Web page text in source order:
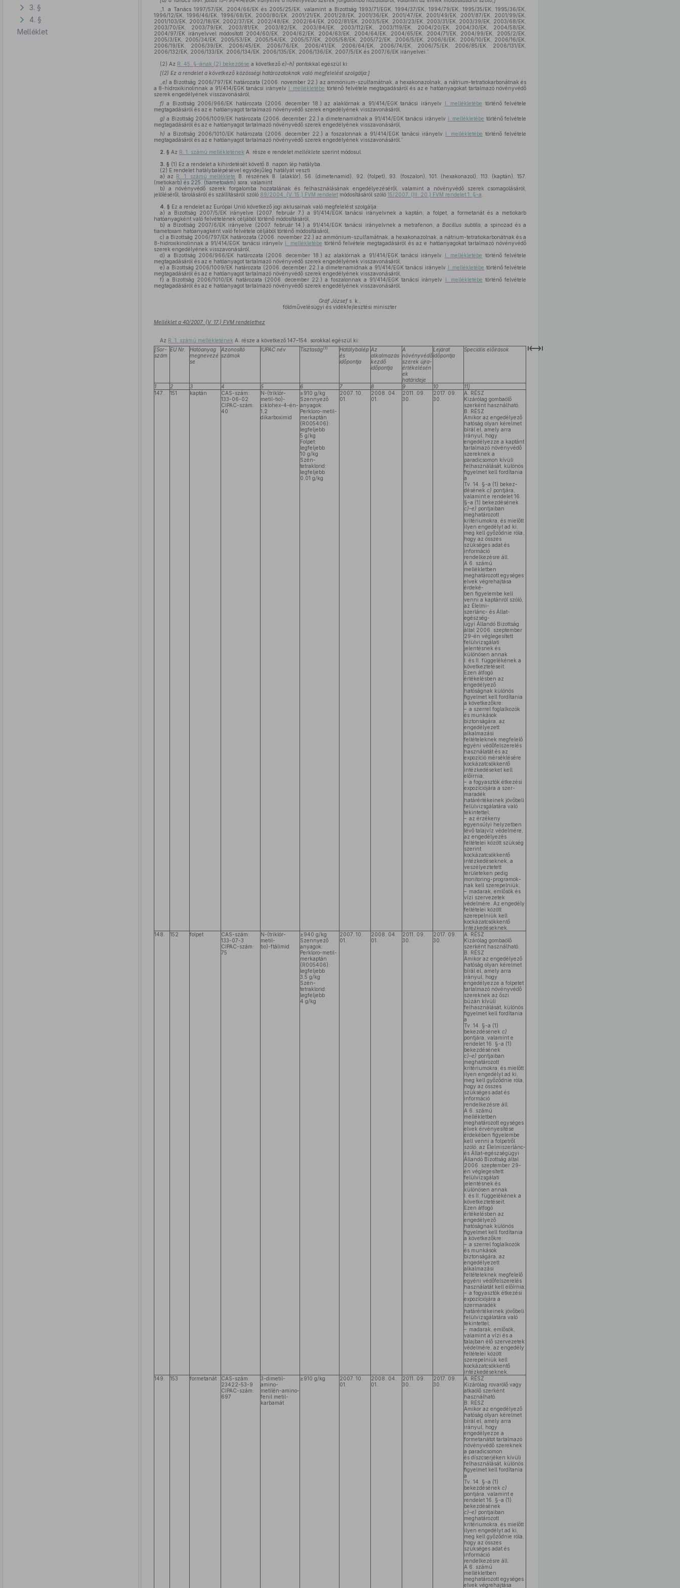
3. §
4. §
Melléklet
„1. a Tanács 1997/57/EK, 2004/66/EK és 2005/25/EK, valamint a Bizottság 1993/71/EGK, 1994/37/EK, 1994/79/EK, 1995/35/EK, 1995/36/EK,
1996/12/EK, 1996/46/EK, 1996/68/EK, 2000/80/EK, 2001/21/EK, 2001/28/EK, 2001/36/EK, 2001/47/EK, 2001/49/EK, 2001/87/EK, 2001/99/EK,
2001/103/EK, 2002/18/EK, 2002/37/EK, 2002/48/EK, 2002/64/EK, 2002/81/EK, 2003/5/EK, 2003/23/EK, 2003/31/EK, 2003/39/EK, 2003/68/EK,
2003/70/EK, 2003/79/EK, 2003/81/EK, 2003/82/EK, 2003/84/EK, 2003/112/EK, 2003/119/EK, 2004/20/EK, 2004/30/EK, 2004/58/EK,
2004/97/EK irányelvvel módosított 2004/60/EK, 2004/62/EK, 2004/63/EK, 2004/64/EK, 2004/65/EK, 2004/71/EK, 2004/99/EK, 2005/2/EK,
2005/3/EK, 2005/34/EK, 2005/53/EK, 2005/54/EK, 2005/57/EK, 2005/58/EK, 2005/72/EK, 2006/5/EK, 2006/6/EK, 2006/10/EK, 2006/16/EK,
2006/19/EK, 2006/39/EK, 2006/45/EK, 2006/76/EK, 2006/41/EK, 2006/64/EK, 2006/74/EK, 2006/75/EK, 2006/85/EK, 2006/131/EK,
2006/132/EK, 2006/133/EK, 2006/134/EK, 2006/135/EK, 2006/136/EK, 2007/5/EK és 2007/6/EK irányelvei.”
(2) Az R. 45. §-ának (2) bekezdése a következő e)–h) pontokkal egészül ki:
[(2) Ez a rendelet a következő közösségi határozatoknak való megfelelést szolgálja:]
e) a Bizottság 2006/797/EK határozata (2006. november 22.) az ammónium-szulfamátnak, a hexakonazolnak, a nátrium-tetratiokarbonátnak és
a 8-hidroxikinolinnak a 91/414/EGK tanácsi irányelv I. mellékletébe történő felvétele megtagadásáról és az e hatóanyagokat tartalmazó növényvédő
szerek engedélyének visszavonásáról,
f) a Bizottság 2006/966/EK határozata (2006. december 18.) az alaklórnak a 91/414/EGK tanácsi irányelv I. mellékletébe történő felvétele
megtagadásáról és az e hatóanyagot tartalmazó növényvédő szerek engedélyének visszavonásáról,
g) a Bizottság 2006/1009/EK határozata (2006. december 22.) a dimetenamidnak a 91/414/EGK tanácsi irányelv I. mellékletébe történő felvétele
megtagadásáról és az e hatóanyagot tartalmazó növényvédő szerek engedélyének visszavonásáról,
h) a Bizottság 2006/1010/EK határozata (2006. december 22.) a foszalonnak a 91/414/EGK tanácsi irányelv I. mellékletébe történő felvétele
megtagadásáról és az e hatóanyagot tartalmazó növényvédő szerek engedélyének visszavonásáról.”
2. § Az R. 1. számú mellékletének A. része e rendelet melléklete szerint módosul.
3. § (1) Ez a rendelet a kihirdetését követő 8. napon lép hatályba.
(2) E rendelet hatálybalépésével egyidejűleg hatályát veszti
a) az R. 1. számú melléklete
B. részének 8. (alaklór), 56. (dimetenamid), 92. (folpet), 93. (foszalon), 101. (hexakonazol), 113. (kaptán), 157.
(metiokarb) és 225. (tiametoxám) sora, valamint
b) a növényvédő szerek forgalomba hozatalának és felhasználásának engedélyezéséről, valamint a növényvédő szerek csomagolásáról,
jelöléséről, tárolásáról és szállításáról szóló 89/2004. (V. 15.) FVM rendeletmódosításáról szóló 15/2007. (III. 20.) FVM rendelet 1. §-a
4. § Ez a rendelet az Európai Unió következő jogi aktusainak való megfelelést szolgálja:
a) a Bizottság 2007/5/EK irányelve (2007. február 7.) a 91/414/EGK tanácsi irányelvnek a kaptán, a folpet, a formetanát és a metiokarb
hatóanyagként való felvételének céljából történő módosításáról,
b) a Bizottság 2007/6/EK irányelve (2007. február 14.) a 91/414/EGK tanácsi irányelvnek a metrafenon, aBacillus subtilis, a spinozad és a
tiametoxam hatóanyagként való felvétele céljából történő módosításáról,
c) a Bizottság 2006/797/EK határozata (2006. november 22.) az ammónium-szulfamátnak, a hexakonazolnak, a nátrium-tetratiokarbonátnak és a
8-hidroxikinolinnak a 91/414/EGK tanácsi irányelv I. mellékletébe történő felvétele megtagadásáról és az e hatóanyagokat tartalmazó növényvédő
szerek engedélyének visszavonásáról,
d) a Bizottság 2006/966/EK határozata (2006. december 18.) az alaklórnak a 91/414/EGK tanácsi irányelv I. mellékletébe történő felvétele
megtagadásáról és az e hatóanyagot tartalmazó növényvédő szerek engedélyének visszavonásáról,
e) a Bizottság 2006/1009/EK határozata (2006. december 22.) a dimetenamidnak a 91/414/EGK tanácsi irányelv I. mellékletébe történő felvétele
megtagadásáról és az e hatóanyagot tartalmazó növényvédő szerek engedélyének visszavonásáról,
f) a Bizottság 2006/1010/EK határozata (2006. december 22.) a foszalonnak a 91/414/EGK tanácsi irányelv I. mellékletébe történő felvétele
megtagadásáról és az e hatóanyagot tartalmazó növényvédő szerek engedélyének visszavonásáról.
Gráf József s. k.,
földművelésügyi és vidékfejlesztési miniszter
Melléklet a 40/2007. (V. 17.) FVM rendelethez
Az R. 1. számú mellékletének A. része a következő 147–154. sorokkal egészül ki:
[Sor-
szám
EU Nr.
Hatóanyag
megnevezé
se
Azonosító
számok
IUPAC név Tisztaság(1)
Hatálybalép
és
időpontja
Az
alkalmazás
kezdő
időpontja
A
növényvédő
szerek újra-
értékelésén
ek
határideje
Lejárat
időpontja
Speciális előírások
1 2 3 4 5 6 7 8 9 10
11]
147.
151 kaptán
CAS-szám:
133-06-02
CIPAC-szám:
40
N-(triklór-
metil-tio)-
ciklohex-4-én-
1,2
dikarboximid
≥910 g/kg
Szennyező
anyagok:
Perkloro-metil-
merkaptán
(R005406):
legfeljebb
5 g/kg
Folpet:
legfeljebb
10 g/kg
Szén-
tetraklorid:
legfeljebb
0,01 g/kg
2007. 10.
01.
2008. 04.
01.
2011. 09.
30.
2017. 09.
30.
A. RÉSZ
Kizárólag gombaölő
szerként használható.
B. RÉSZ
Amikor az engedélyező
hatóság olyan kérelmet
bírál el, amely arra
irányul, hogy
engedélyezze a kaptánt
tartalmazó növényvédő
szereknek a
paradicsomon kívüli
felhasználását, különös
figyelmet kell fordítania
a
Tv. 14. §-a (1) bekez-
désének c) pontjára,
valamint e rendelet 16.
§-a (1) bekezdésének
c)–e) pontjaiban
meghatározott
kritériumokra, és mielőtt
ilyen engedélyt ad ki,
meg kell győződnie róla,
hogy az összes
szükséges adat és
információ
rendelkezésre áll.
A 6. számú
mellékletben
meghatározott egységes
elvek végrehajtása
érdeké-
ben figyelembe kell
venni a kaptánról szóló,
az Élelmi-
szerlánc- és Állat-
egészség-
ügyi Állandó Bizottság
által 2006. szeptember
29-én véglegesített
felülvizsgálati
jelentésnek és
különösen annak
I. és II. függelékének a
következtetéseit.
Ezen átfogó
értékelésben az
engedélyező
hatóságnak különös
figyelmet kell fordítania
a következőkre:
– a szerrel foglalkozók
és munkások
biztonságára, az
engedélyezett
alkalmazási
feltételeknek megfelelő
egyéni védőfelszerelés
használatát és az
expozíció mérséklésére
kockázatcsökkentő
intézkedéseket kell
előírnia;
– a fogyasztók étkezési
expozíciójára a szer-
maradék
határértékeinek jövőbeli
felülvizsgálatára való
tekintettel;
– az érzékeny
egyensúlyi helyzetben
lévő talajvíz védelmére,
az engedélyezés
feltételei között szükség
szerint
kockázatcsökkentő
intézkedéseknek, a
veszélyeztetett
területeken pedig
monitoring-programok-
nak kell szerepelniük;
– madarak, emlősök és
vízi szervezetek
védelmére. Az engedély
feltételei között
szerepelniük kell
kockázatcsökkentő
intézkedéseknek.
148.
152 folpet
CAS-szám:
133-07-3
CIPAC-szám:
75
N-(triklór-
metil-
tio)-ftálimid
≥940 g/kg
Szennyező
anyagok:
Perkloro-metil-
merkaptán
(R005406):
legfeljebb
3,5 g/kg
Szén-
tetraklorid:
legfeljebb
4 g/kg
2007. 10.
01.
2008. 04.
01.
2011. 09.
30.
2017. 09.
30.
A. RÉSZ
Kizárólag gombaölő
szerként használható.
B. RÉSZ
Amikor az engedélyező
hatóság olyan kérelmet
bírál el, amely arra
irányul, hogy
engedélyezze a folpetet
tartalmazó növényvédő
szereknek az őszi
búzán kívüli
felhasználását, különös
figyelmet kell fordítania
a
Tv. 14. §-a (1)
bekezdésének c)
pontjára, valamint e
rendelet 16. §-a (1)
bekezdésének
c)–e) pontjaiban
meghatározott
kritériumokra, és mielőtt
ilyen engedélyt ad ki,
meg kell győződnie róla,
hogy az összes
szükséges adat és
információ
rendelkezésre áll.
A 6. számú
mellékletben
meghatározott egységes
elvek érvényesítése
érdekében figyelembe
kell venni a folpetről
szóló, az Élelmiszerlánc-
és Állat-egészségügyi
Állandó Bizottság által
2006. szeptember 29-
én véglegesített
felülvizsgálati
jelentésnek és
különösen annak
I. és II. függelékének a
következtetéseit.
Ezen átfogó
értékelésben az
engedélyező
hatóságnak különös
figyelmet kell fordítania
a következőkre:
– a szerrel foglalkozók
és munkások
biztonságára, az
engedélyezett
alkalmazási
feltételeknek megfelelő
egyéni védőfelszerelés
használatát kell előírnia;
– a fogyasztók étkezési
expozíciójára a
szermaradék
határértékeinek jövőbeli
felülvizsgálatára való
tekintettel;
– madarak, emlősök,
valamint a vízi és a
talajban élő szervezetek
védelmére, az engedély
feltételei között
szerepelniük kell
kockázatcsökkentő
intézkedéseknek.
149.
153 formetanát
CAS-szám:
23422-53-9
CIPAC-szám:
697
3-dimetil-
amino-
metilén-amino-
fenil metil-
karbamát
≥910 g/kg
2007. 10.
01.
2008. 04.
01.
2011. 09.
30.
2017. 09.
30.
A. RÉSZ
Kizárólag rovarölő vagy
atkaölő szerként
használható.
B. RÉSZ
Amikor az engedélyező
hatóság olyan kérelmet
bírál el, amely arra
irányul, hogy
engedélyezze a
formetanátot tartalmazó
növényvédő szereknek
a paradicsomon
és díszcserjéken kívüli
felhasználását, különös
figyelmet kell fordítania
a
Tv. 14. §-a (1)
bekezdésének c)
pontjára, valamint e
rendelet 16. §-a (1)
bekezdésének
c)–e) pontjaiban
meghatározott
kritériumokra, és mielőtt
ilyen engedélyt ad ki,
meg kell győződnie róla,
hogy az összes
szükséges adat és
információ
rendelkezésre áll.
A 6. számú
mellékletben
meghatározott egységes
elvek végrehajtása